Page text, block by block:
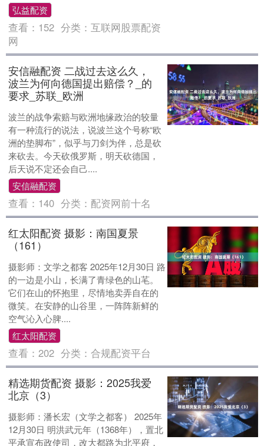
弘益配资
查看： 152 分类：互联网股票配资
网
安信融配资 二战过去这么久，
波兰为何向德国提出赔偿？_的
要求_苏联_欧洲
波兰的战争索赔与欧洲地缘政治的较量
有一种流行的说法，说波兰这个号称“欧
洲的垫脚布”，似乎与刀剑为伴，总是砍
来砍去。今天砍俄罗斯，明天砍德国，
后天说不定还会自己....
安信融配资
查看： 140 分类： 配资网前十名
红太阳配资 摄影：南国夏景
（161）
摄影师：文学之都客 2025年12月30日 路
的一边是小山，长满了青绿色的山芼。
它们在山的怀抱里，尽情地卖弄自在的
微笑。在安静的山谷里，一阵阵新鲜的
空气沁入心脾....
红太阳配资
查看：202 分类：合规配资平台
精选期货配资 摄影：2025我爱
北京（3）
摄影师：潘长宏（文学之都客） 2025年
12月30日 明洪武元年（1368年），置北
平承宣布政使司，改大都路为北平府，